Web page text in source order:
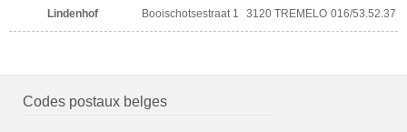
Lindenhof
Booischotsestraat 1 3120 TREMELO 016/53.52.37
Codes postaux belges